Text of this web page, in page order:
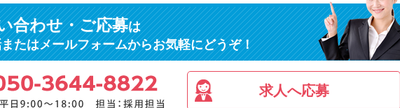
合わせ・ご応募は
たはメールフォームからお気軽にどうぞ！
求人へ応募